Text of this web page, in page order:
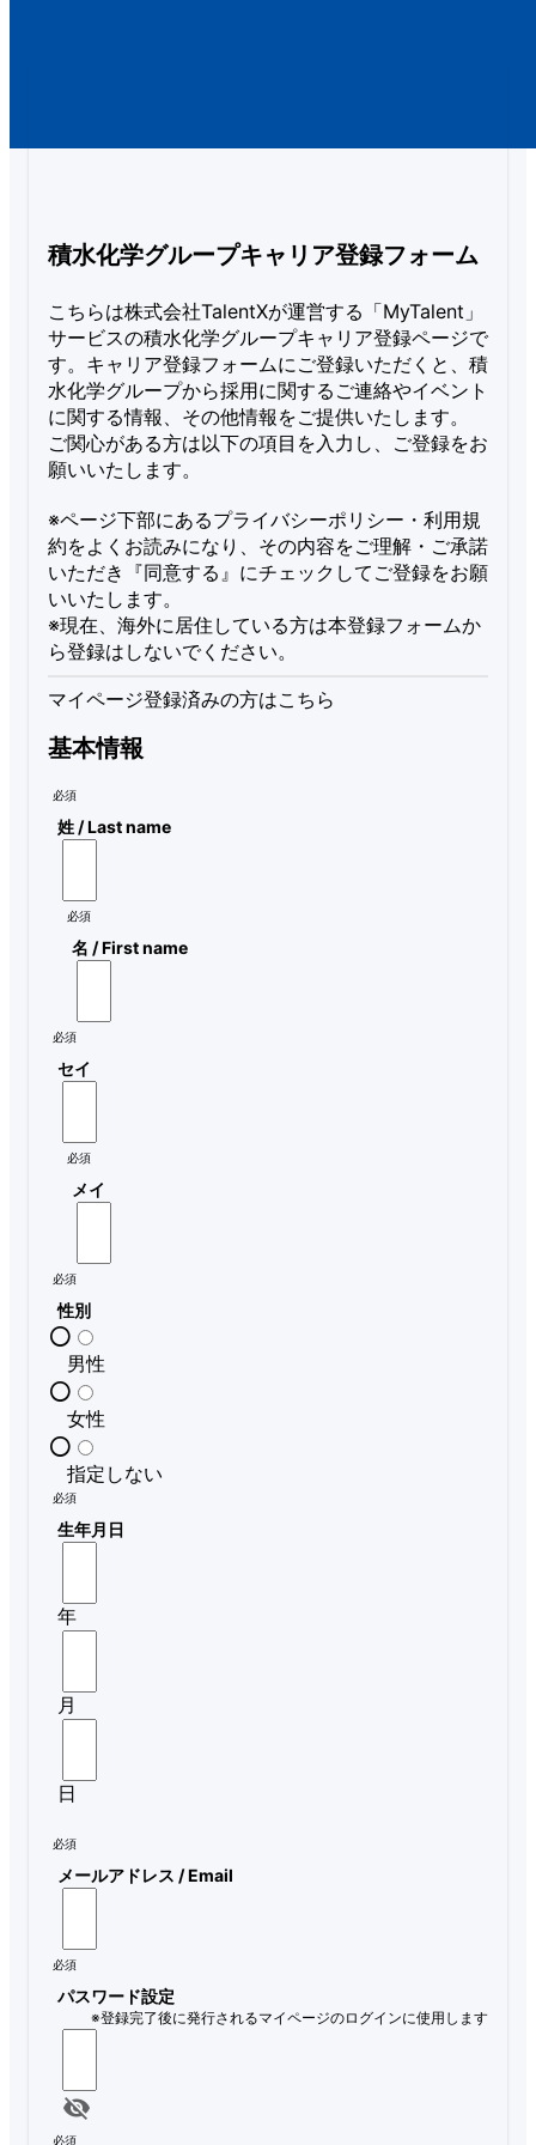
積水化学グループキャリア登録フォーム
こちらは株式会社TalentXが運営する「MyTalent」
サービスの積水化学グループキャリア登録ページで
す。キャリア登録フォームにご登録いただくと、積
水化学グループから採用に関するご連絡やイベント
に関する情報、その他情報をご提供いたします。
ご関心がある方は以下の項目を入力し、ご登録をお
願いいたします。
※ページ下部にあるプライバシーポリシー・利用規
約をよくお読みになり、その内容をご理解・ご承諾
いただき『同意する』にチェックしてご登録をお願
いいたします。
※現在、海外に居住している方は本登録フォームか
ら登録はしないでください。
マイページ登録済みの方はこちら
基本情報
必須
姓 / Last name
必須
名 / First name
必須
セイ
必須
メイ
必須
性別
男性
女性
指定しない
必須
生年月日
年
月
日
必須
メールアドレス / Email
必須
パスワード設定
※登録完了後に発行されるマイページのログインに使用します
必須